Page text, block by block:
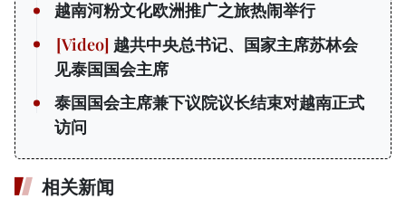
越南河粉文化欧洲推广之旅热闹举行
越共中央总书记、国家主席苏林会
见泰国国会主席
泰国国会主席兼下议院议长结束对越南正式
访问
相关新闻